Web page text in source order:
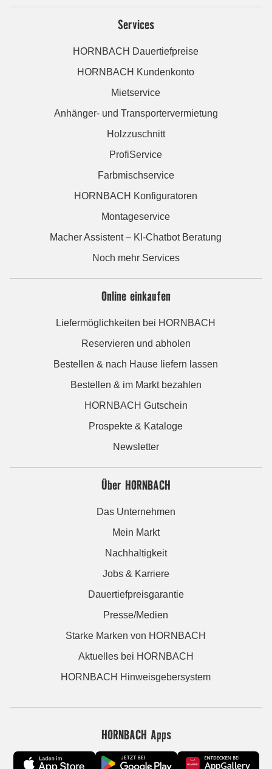
Services
HORNBACH Dauertiefpreise
HORNBACH Kundenkonto
Mietservice
Anhänger- und Transportervermietung
Holzzuschnitt
ProfiService
Farbmischservice
HORNBACH Konfiguratoren
Montageservice
Macher Assistent – KI-Chatbot Beratung
Noch mehr Services
Online einkaufen
Liefermöglichkeiten bei HORNBACH
Reservieren und abholen
Bestellen & nach Hause liefern lassen
Bestellen & im Markt bezahlen
HORNBACH Gutschein
Prospekte & Kataloge
Newsletter
Über HORNBACH
Das Unternehmen
Mein Markt
Nachhaltigkeit
Jobs & Karriere
Dauertiefpreisgarantie
Presse/Medien
Starke Marken von HORNBACH
Aktuelles bei HORNBACH
HORNBACH Hinweisgebersystem
HORNBACH Apps